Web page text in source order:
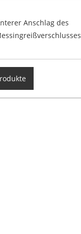
Anschlag des